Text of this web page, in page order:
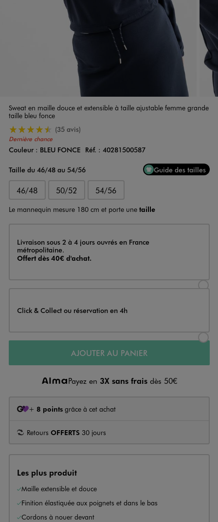
Sweat en maille douce et extensible à taille ajustable femme grande
taille bleu fonce
Dernière chance
4.5/5 de moyenne
(35 avis)
Couleur
Couleur : BLEU FONCE Réf. : 40281500587
Taille du 46/48 au 54/56
Guide des tailles
46/48 50/52 54/56
Le mannequin mesure 180 cm et porte une taille
Livraison
Livraison sous 2 à 4 jours ouvrés en France
métropolitaine.
Offert dès 40€ d'achat.
Click & Collect ou réservation en 4h
AJOUTER AU PANIER
Payez en 3X sans frais dès 50€
+ 8 points grâce à cet achat
Retours OFFERTS 30 jours
Les plus produit
Maille extensible et douce
Finition élastiquée aux poignets et dans le bas
Cordons à nouer devant